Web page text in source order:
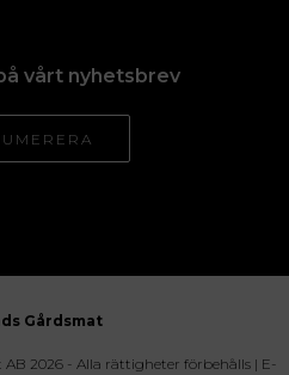
vårt nyhetsbrev
Gårdsmat
2026 - Alla rättigheter förbehålls | E-